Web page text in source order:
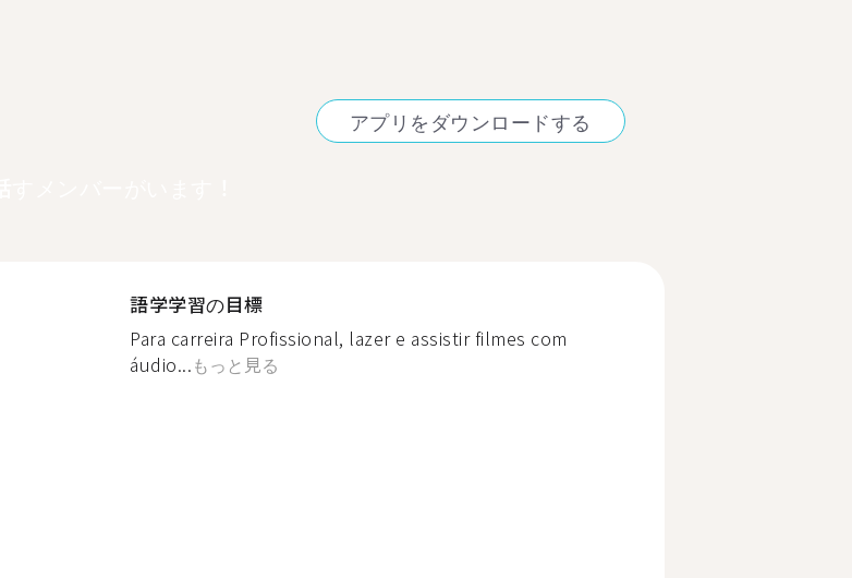
アプリをダウンロードする
語学学習の目標
Para carreira Profissional, lazer e assistir filmes com
áudio...もっと見る